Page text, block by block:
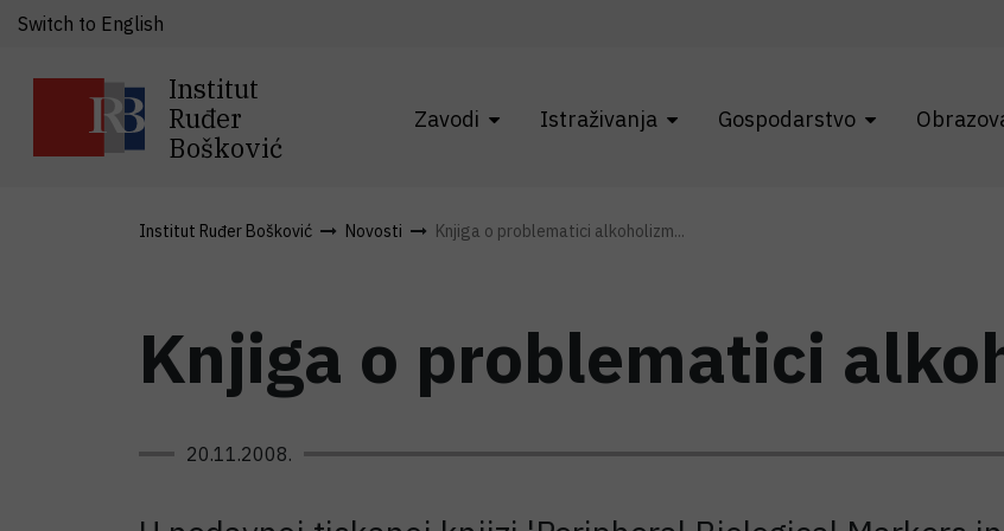
Institut
Ruđer
Bošković
Zavodi Istraživanja Gospodarstvo
Switch to English
Institut Ruđer Bošković Novosti Knjiga o problematici alkoholizm...
Knjiga o problematici
20.11.2008.